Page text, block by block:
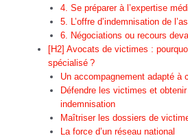
4. Se préparer à l’expertise
5. L’offre d’indemnisation de
6. Négociations ou recours
[H2] Avocats de victimes :
spécialisé ?
Un accompagnement adapté à
Défendre les victimes et
indemnisation
Maîtriser les dossiers de
La force d’un réseau national